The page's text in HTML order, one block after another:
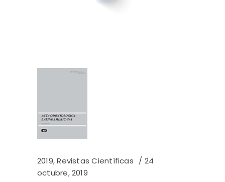
2019,Revistas Científicas
24
octubre, 2019